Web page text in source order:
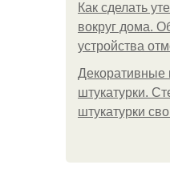
Как сделать
вокруг дома.
устройства
Декоративные
штукатурки.
штукатурки